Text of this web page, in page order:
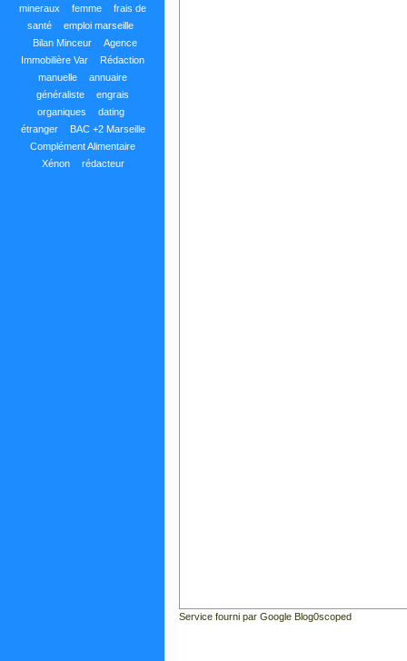
mineraux
femme
frais de
santé
emploi marseille
Bilan Minceur
Agence
Immobilière Var
Rédaction
manuelle
annuaire
généraliste
engrais
organiques
dating
étranger
BAC +2 Marseille
Complément Alimentaire
Xénon
rédacteur
Service fourni par Google Blog0scoped